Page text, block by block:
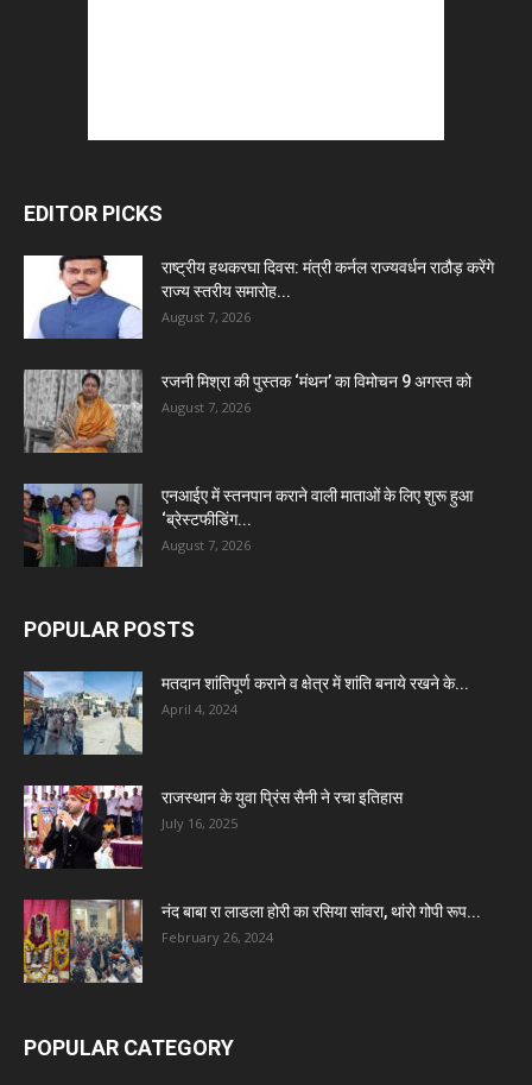
EDITOR PICKS
राष्ट्रीय हथकरघा दिवस: मंत्री कर्नल राज्यवर्धन राठौड़ करेंगे
राज्य स्तरीय समारोह...
August 7, 2026
रजनी मिश्रा की पुस्तक ‘मंथन’ का विमोचन 9 अगस्त को
August 7, 2026
एनआईए में स्तनपान कराने वाली माताओं के लिए शुरू हुआ
‘ब्रेस्टफीडिंग...
August 7, 2026
POPULAR POSTS
मतदान शांतिपूर्ण कराने व क्षेत्र में शांति बनाये रखने के...
April 4, 2024
राजस्थान के युवा प्रिंस सैनी ने रचा इतिहास
July 16, 2025
नंद बाबा रा लाडला होरी का रसिया सांवरा, थांरो गोपी रूप...
February 26, 2024
POPULAR CATEGORY